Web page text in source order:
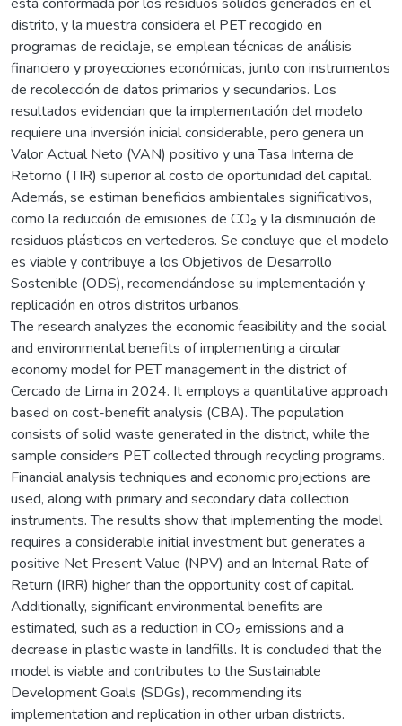
distrito, y la muestra considera el PET recogido en
programas de reciclaje, se emplean técnicas de análisis
financiero y proyecciones económicas, junto con instrumentos
de recolección de datos primarios y secundarios. Los
resultados evidencian que la implementación del modelo
requiere una inversión inicial considerable, pero genera un
Valor Actual Neto (VAN) positivo y una Tasa Interna de
Retorno (TIR) superior al costo de oportunidad del capital.
Además, se estiman beneficios ambientales significativos,
como la reducción de emisiones de CO₂ y la disminución de
residuos plásticos en vertederos. Se concluye que el modelo
es viable y contribuye a los Objetivos de Desarrollo
Sostenible (ODS), recomendándose su implementación y
replicación en otros distritos urbanos.
The research analyzes the economic feasibility and the social
and environmental benefits of implementing a circular
economy model for PET management in the district of
Cercado de Lima in 2024. It employs a quantitative approach
based on cost-benefit analysis (CBA). The population
consists of solid waste generated in the district, while the
sample considers PET collected through recycling programs.
Financial analysis techniques and economic projections are
used, along with primary and secondary data collection
instruments. The results show that implementing the model
requires a considerable initial investment but generates a
positive Net Present Value (NPV) and an Internal Rate of
Return (IRR) higher than the opportunity cost of capital.
Additionally, significant environmental benefits are
estimated, such as a reduction in CO₂ emissions and a
decrease in plastic waste in landfills. It is concluded that the
model is viable and contributes to the Sustainable
Development Goals (SDGs), recommending its
implementation and replication in other urban districts.